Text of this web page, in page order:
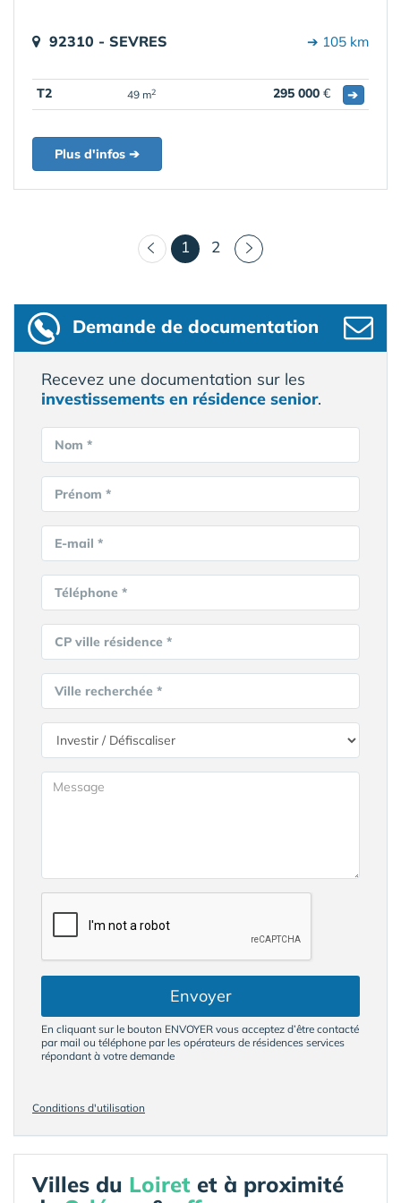
92310 - SEVRES ➔ 105 km
T2 49 m2 295 000 € ➔
Plus d'infos ➔
1 (courant)
2
Demande de documentation
Recevez une documentation sur les
investissements en résidence senior.
Nom *
Prénom *
E-mail *
Téléphone *
CP ville résidence *
Ville recherchée *
Envoyer
En cliquant sur le bouton ENVOYER vous acceptez d’être contacté
par mail ou téléphone par les opérateurs de résidences services
répondant à votre demande
Conditions d'utilisation
Villes du Loiret et à proximité